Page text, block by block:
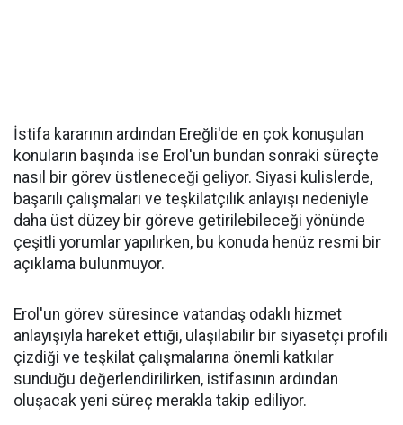
İstifa kararının ardından Ereğli'de en çok konuşulan
konuların başında ise Erol'un bundan sonraki süreçte
nasıl bir görev üstleneceği geliyor. Siyasi kulislerde,
başarılı çalışmaları ve teşkilatçılık anlayışı nedeniyle
daha üst düzey bir göreve getirilebileceği yönünde
çeşitli yorumlar yapılırken, bu konuda henüz resmi bir
açıklama bulunmuyor.
Erol'un görev süresince vatandaş odaklı hizmet
anlayışıyla hareket ettiği, ulaşılabilir bir siyasetçi profili
çizdiği ve teşkilat çalışmalarına önemli katkılar
sunduğu değerlendirilirken, istifasının ardından
oluşacak yeni süreç merakla takip ediliyor.